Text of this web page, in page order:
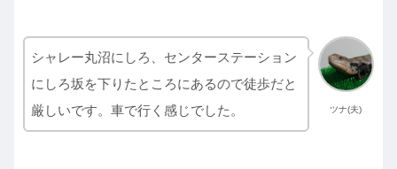
ツナ(夫)
シャレー丸沼にしろ、センターステーション
にしろ坂を下りたところにあるので徒歩だと
厳しいです。車で行く感じでした。